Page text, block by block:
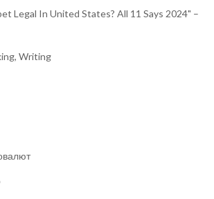
Legal In United States? All 11 Says 2024" –
Writing